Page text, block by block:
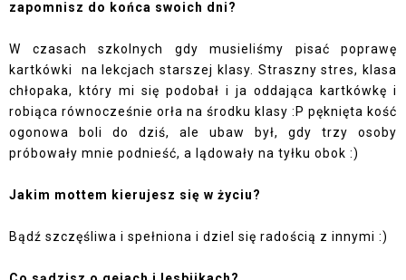
zapomnisz do końca swoich dni?
W czasach szkolnych gdy musieliśmy pisać poprawę
kartkówki
na lekcjach starszej klasy. Straszny stres, klasa
chłopaka, który mi się podobał i ja oddająca kartkówkę i
robiąca równocześnie orła na środku klasy :P pęknięta kość
ogonowa boli do dziś, ale ubaw był, gdy trzy osoby
próbowały mnie podnieść, a lądowały na tyłku obok :)
Jakim mottem kierujesz się w życiu?
Bądź szczęśliwa i spełniona i dziel się radością z innymi :)